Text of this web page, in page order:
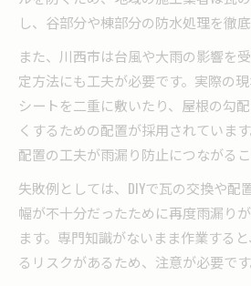
雨漏りを防ぐための実
快適な生活を守る雨漏
瓦配置で実現する安心
実践しやすい雨漏り対
雨漏りゼロを目指す具
し、谷部分や棟部分の防水処理を徹底
また、川西市は台風や大雨の影響を
定方法にも工夫が必要です。実際の
シートを二重に敷いたり、屋根の勾
くするための配置が採用されています
配置の工夫が雨漏り防止につながるこ
失敗例としては、DIYで瓦の交換や配
幅が不十分だったために再度雨漏り
ます。専門知識がないまま作業する
るリスクがあるため、注意が必要です